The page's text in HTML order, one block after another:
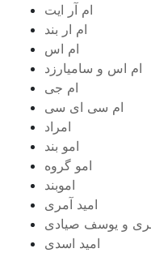
ام آر ایت
ام‌ ار بند
ام اس
ام اس و سامیارزد
ام جی
ام سی ای سی
امراد
امو بند
امو گروه
اموبند
امید آمری
و یوسف صیادی
امید اسدی